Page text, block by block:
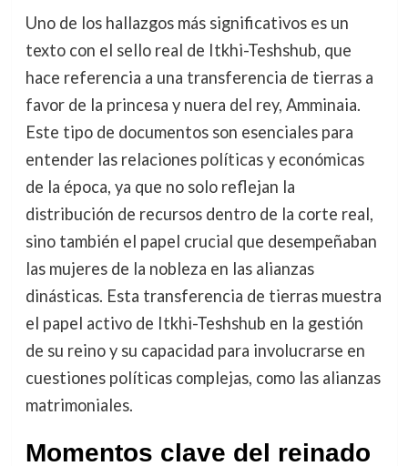
Uno de los hallazgos más significativos es un
texto con el sello real de Itkhi-Teshshub, que
hace referencia a una transferencia de tierras a
favor de la princesa y nuera del rey, Amminaia.
Este tipo de documentos son esenciales para
entender las relaciones políticas y económicas
de la época, ya que no solo reflejan la
distribución de recursos dentro de la corte real,
sino también el papel crucial que desempeñaban
las mujeres de la nobleza en las alianzas
dinásticas. Esta transferencia de tierras muestra
el papel activo de Itkhi-Teshshub en la gestión
de su reino y su capacidad para involucrarse en
cuestiones políticas complejas, como las alianzas
matrimoniales.
Momentos clave del reinado